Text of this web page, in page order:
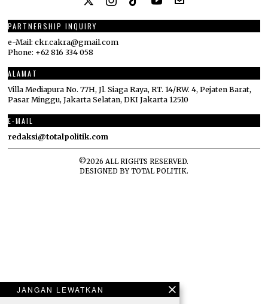
PARTNERSHIP INQUIRY
e-Mail: ckr.cakra@gmail.com
Phone: +62 816 334 058
ALAMAT
Villa Mediapura No. 77H, Jl. Siaga Raya, RT. 14/RW. 4, Pejaten Barat,
Pasar Minggu, Jakarta Selatan, DKI Jakarta 12510
E-MAIL
redaksi@totalpolitik.com
©2026 ALL RIGHTS RESERVED.
DESIGNED BYTOTAL POLITIK.
JANGAN LEWATKAN